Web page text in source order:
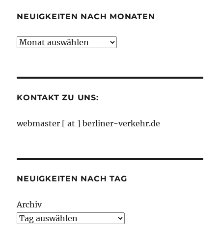
NEUIGKEITEN NACH MONATEN
Neuigkeiten
KONTAKT ZU UNS:
webmaster [ at ] berliner-verkehr.de
NEUIGKEITEN NACH TAG
Archiv